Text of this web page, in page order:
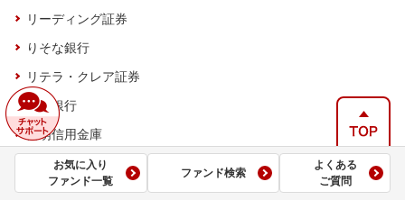
リーディング証券
りそな銀行
リテラ・クレア証券
琉球銀行
留萌信用金庫
わ行
お気に入り
ファンド一覧
ファンド検索
よくある
ご質問